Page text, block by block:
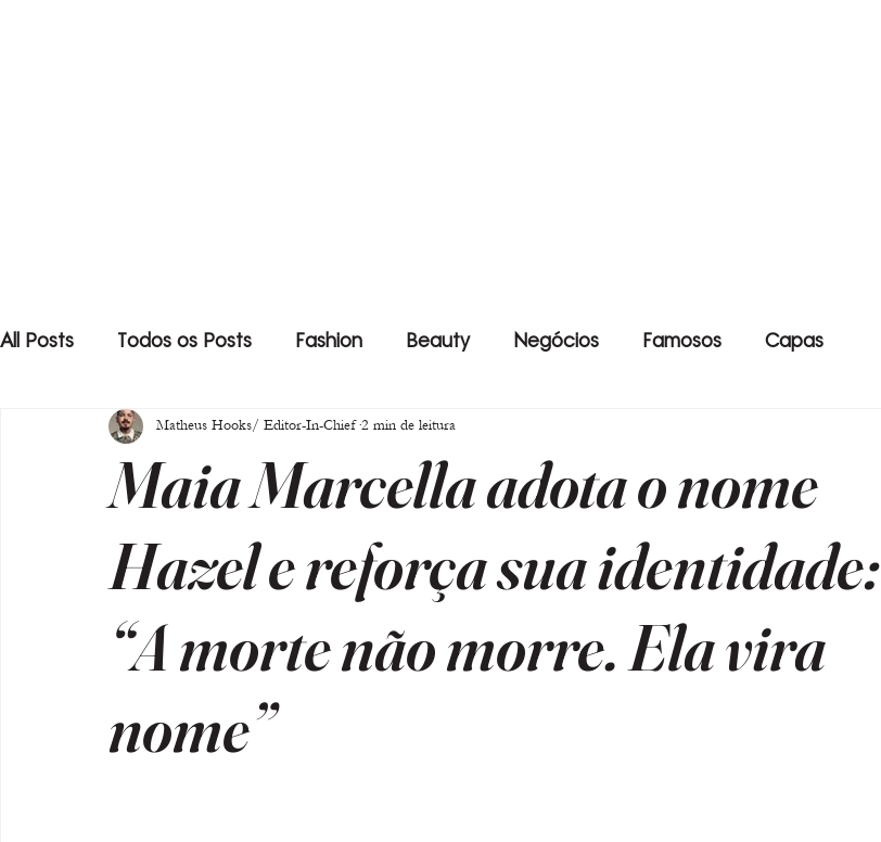
All Posts Todos os Posts Fashion Beauty Negócios Famosos Capas
Maia Marcella adota o nome
Hazel e reforça sua identidade:
“A morte não morre. Ela vira
nome”
Matheus Hooks/ Editor-In-Chief 2 min de leitura